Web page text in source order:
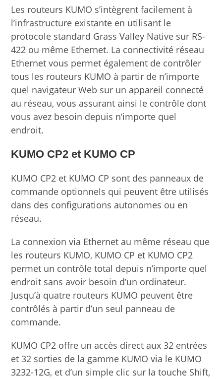
Les routeurs KUMO s’intègrent facilement à
l’infrastructure existante en utilisant le
protocole standard Grass Valley Native sur RS-
422 ou même Ethernet. La connectivité réseau
Ethernet vous permet également de contrôler
tous les routeurs KUMO à partir de n’importe
quel navigateur Web sur un appareil connecté
au réseau, vous assurant ainsi le contrôle dont
vous avez besoin depuis n’importe quel
endroit.
KUMO CP2 et KUMO CP
KUMO CP2 et KUMO CP sont des panneaux de
commande optionnels qui peuvent être utilisés
dans des configurations autonomes ou en
réseau.
La connexion via Ethernet au même réseau que
les routeurs KUMO, KUMO CP et KUMO CP2
permet un contrôle total depuis n’importe quel
endroit sans avoir besoin d’un ordinateur.
Jusqu’à quatre routeurs KUMO peuvent être
contrôlés à partir d’un seul panneau de
commande.
KUMO CP2 offre un accès direct aux 32 entrées
et 32 sorties de la gamme KUMO via le KUMO
3232-12G, et d’un simple clic sur la touche Shift,